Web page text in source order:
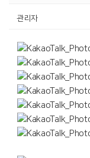
관리자